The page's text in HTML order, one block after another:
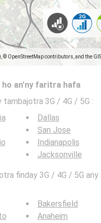
© OpenStreetMap contributors, and the
an’ny faritra hafa
tambajotra 3G / 4G / 5G :
Dallas
San Jose
Indianapolis
Jacksonville
finday 3G / 4G / 5G any
Bakersfield
Anaheim